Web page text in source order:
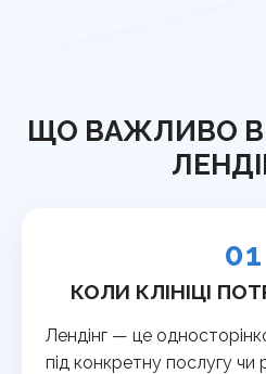
ЩО ВАЖЛИВО
01
КОЛИ КЛІНІЦІ
Лендінг — це
під конкретну послугу чи